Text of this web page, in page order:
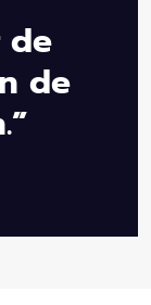
de
de